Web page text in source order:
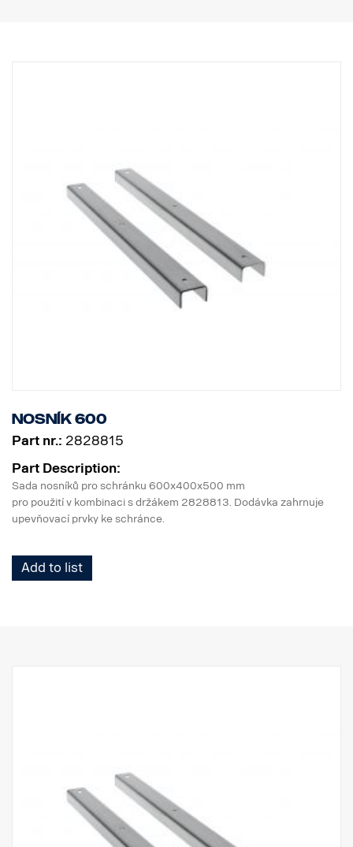
Nosník 600
Part nr.: 2828815
Part Description:
Sada nosníků pro schránku 600x400x500 mm
pro použití v kombinaci s držákem 2828813. Dodávka zahrnuje
upevňovací prvky ke schránce.
Add to list